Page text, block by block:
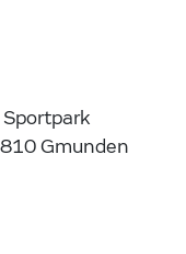
Gmunden